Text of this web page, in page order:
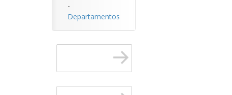
-
Departamentos